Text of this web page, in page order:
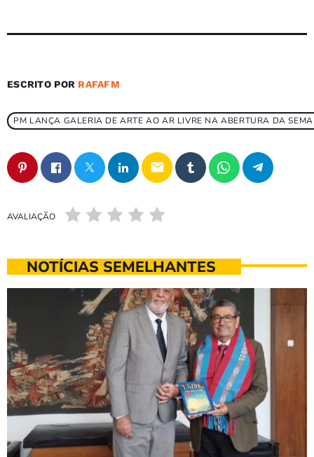
ESCRITO POR RAFAFM
PM LANÇA GALERIA DE ARTE AO AR LIVRE NA ABERTURA DA
email
AVALIAÇÃO
NOTÍCIAS SEMELHANTES